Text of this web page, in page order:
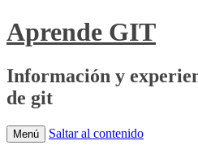
Aprende GIT
Información y
de git
Menú Saltar al contenido